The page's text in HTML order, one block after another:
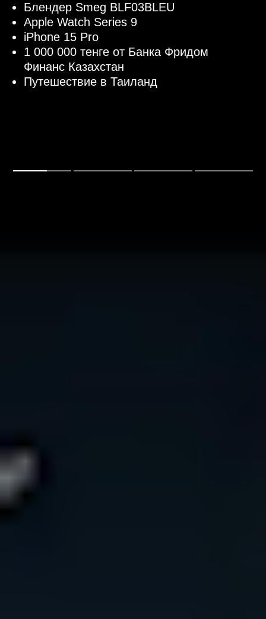
Блендер Smeg BLF03BLEU
Apple Watch Series 9
iPhone 15 Pro
1 000 000 тенге от Банка Фридом
Финанс Казахстан
Путешествие в Таиланд